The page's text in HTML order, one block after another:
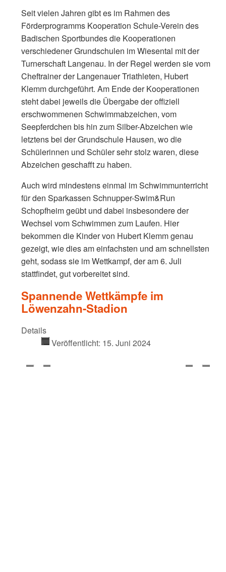
Seit vielen Jahren gibt es im Rahmen des
Förderprogramms Kooperation Schule-Verein des
Badischen Sportbundes die Kooperationen
verschiedener Grundschulen im Wiesental mit der
Turnerschaft Langenau. In der Regel werden sie vom
Cheftrainer der Langenauer Triathleten, Hubert
Klemm durchgeführt. Am Ende der Kooperationen
steht dabei jeweils die Übergabe der offiziell
erschwommenen Schwimmabzeichen, vom
Seepferdchen bis hin zum Silber-Abzeichen wie
letztens bei der Grundschule Hausen, wo die
Schülerinnen und Schüler sehr stolz waren, diese
Abzeichen geschafft zu haben.
Auch wird mindestens einmal im Schwimmunterricht
für den Sparkassen Schnupper-Swim&Run
Schopfheim geübt und dabei insbesondere der
Wechsel vom Schwimmen zum Laufen. Hier
bekommen die Kinder von Hubert Klemm genau
gezeigt, wie dies am einfachsten und am schnellsten
geht, sodass sie im Wettkampf, der am 6. Juli
stattfindet, gut vorbereitet sind.
Spannende Wettkämpfe im
Löwenzahn-Stadion
Details
Veröffentlicht: 15. Juni 2024